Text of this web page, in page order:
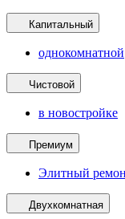
Капитальный
однокомнатной
Чистовой
в новостройке
Премиум
Элитный
Двухкомнатная